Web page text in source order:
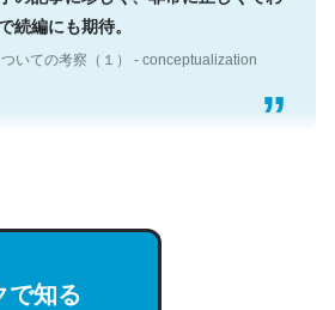
続編にも期待。
いての考察（１） - conceptualization
ので貴重な良記事。/続編来た
entry/2023/03/27
で知る